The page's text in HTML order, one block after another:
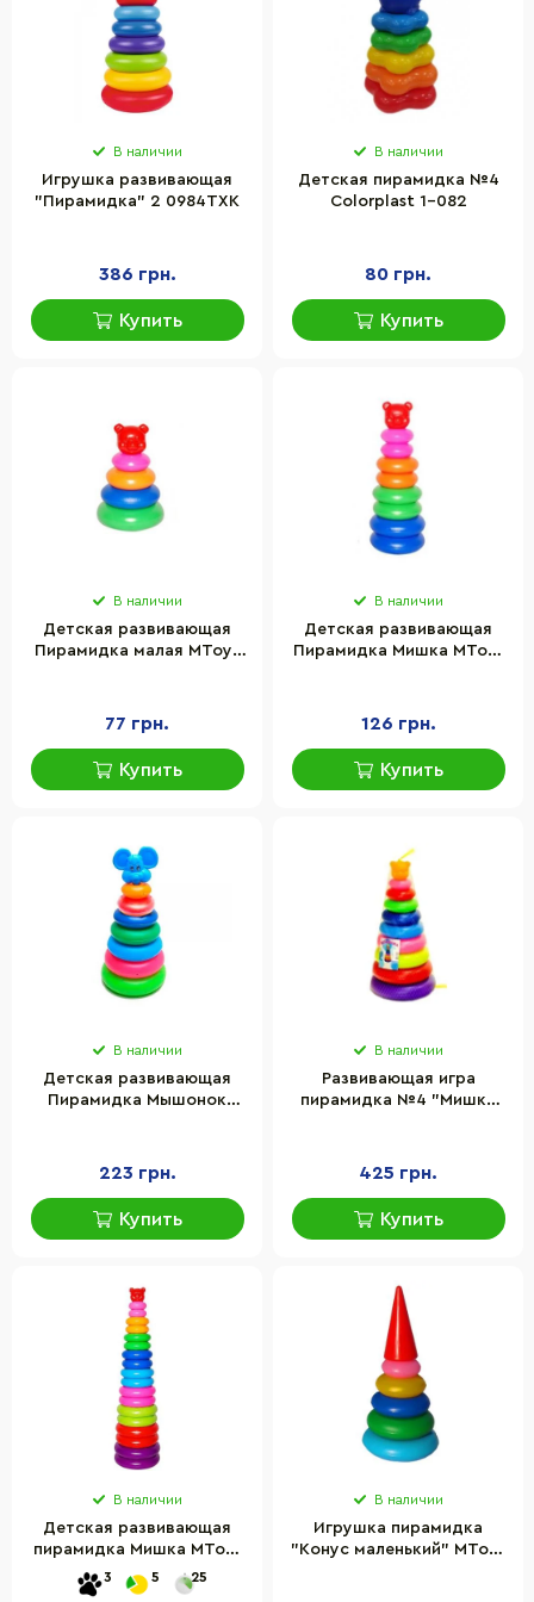
В наличии
Игрушка развивающая
"Пирамидка" 2 0984TXK
386 грн.
Купить
В наличии
Детская пирамидка №4
Colorplast 1-082
80 грн.
Купить
В наличии
Детская развивающая
Пирамидка малая MToys
77 грн.
Купить
В наличии
Детская развивающая
Пирамидка Мишка MToys
126 грн.
Купить
В наличии
Детская развивающая
Пирамидка Мышонок
223 грн.
Купить
В наличии
Развивающая игра
пирамидка №4 "Мишка
425 грн.
Купить
В наличии
Детская развивающая
пирамидка Мишка MToys
№5 07015 разноцветная
3 5 25
В наличии
Игрушка пирамидка
"Конус маленький" MToys